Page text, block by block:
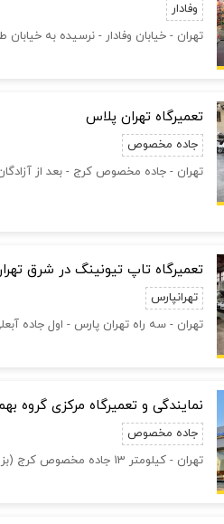
وفادار
تهران - خیابان وفادار - نرسیده به خیابان
تعمیرگاه تهران پلاس
جاده مخصوص
تهران - جاده مخصوص کرج - بعد از آزادگان -
تعمیرگاه تاپ تیونینگ در شرق
تهرانپارس
تهران - سه راه تهران پارس - اول جاده آبعلی
نمایندگی و تعمیرگاه مرکزی گروه بهمن
جاده مخصوص
تهران - کیلومتر 13 جاده مخصوص کرج (بزرگزاه شهید لشکری) - رو به روی ایساکو